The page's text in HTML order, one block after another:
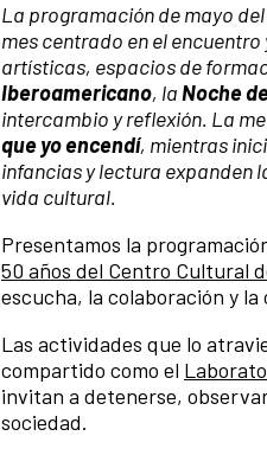
La programación de mayo
mes centrado en el
artísticas, espacios de
Iberoamericano, laNoche
intercambio y reflexión. La
que yo encendí, mientras
infancias y lectura expanden
vida cultural.
Presentamos la
50 años del Centro Cultural
escucha, la colaboración y
Las actividades que lo
compartido como el
invitan a detenerse,
sociedad.